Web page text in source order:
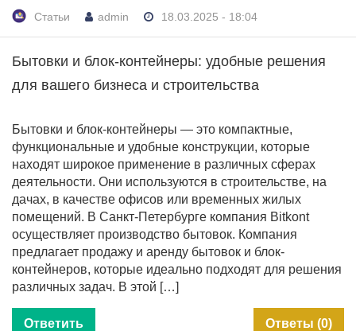
Статьи admin 18.03.2025 - 18:04
Бытовки и блок-контейнеры: удобные решения
для вашего бизнеса и строительства
Бытовки и блок-контейнеры — это компактные,
функциональные и удобные конструкции, которые
находят широкое применение в различных сферах
деятельности. Они используются в строительстве, на
дачах, в качестве офисов или временных жилых
помещений. В Санкт-Петербурге компания Bitkont
осуществляет производство бытовок. Компания
предлагает продажу и аренду бытовок и блок-
контейнеров, которые идеально подходят для решения
различных задач. В этой […]
Ответить Ответы (0)